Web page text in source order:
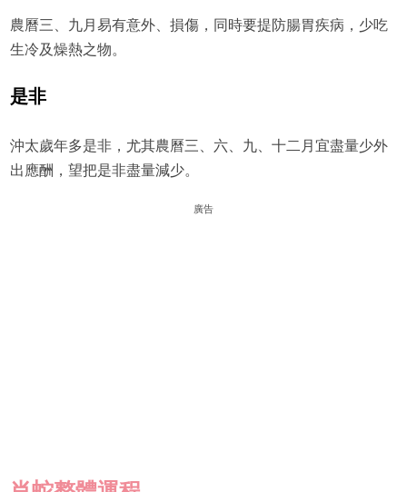
農曆三、九月易有意外、損傷，同時要提防腸胃疾病，少吃
生冷及燥熱之物。
是非
沖太歲年多是非，尤其農曆三、六、九、十二月宜盡量少外
出應酬，望把是非盡量減少。
廣告